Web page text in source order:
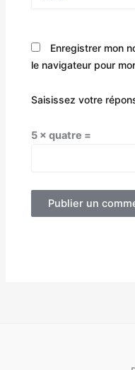
Enregistrer mon
le navigateur pour
Saisissez votre
5 × quatre =